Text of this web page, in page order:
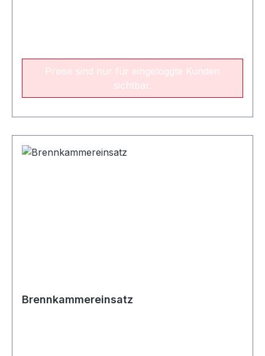
Preise sind nur für eingeloggte Kunden
sichtbar.
Brennkammereinsatz